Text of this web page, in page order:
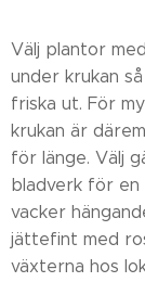
Välj plantor
under krukan
friska ut. För
krukan är
för länge. Välj
bladverk för en
vacker
jättefint med
växterna hos